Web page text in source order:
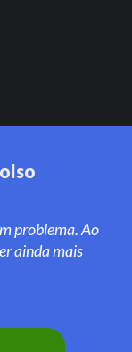
problema. Ao
ainda mais